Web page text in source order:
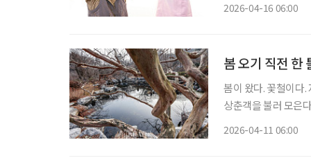
2026-04-16 06:00
봄 오기 직전 한
봄이 왔다. 꽃철이다
상춘객을 불러 모은
2026-04-11 06:00